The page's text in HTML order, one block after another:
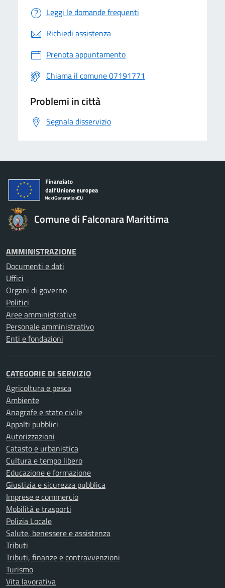
Leggi le domande frequenti
Richiedi assistenza
Prenota appuntamento
Chiama il comune 07191771
Problemi in città
Segnala disservizio
Comune di Falconara Marittima
AMMINISTRAZIONE
Documenti e dati
Uffici
Organi di governo
Politici
Aree amministrative
Personale amministrativo
Enti e fondazioni
CATEGORIE DI SERVIZIO
Agricoltura e pesca
Ambiente
Anagrafe e stato civile
Appalti pubblici
Autorizzazioni
Catasto e urbanistica
Cultura e tempo libero
Educazione e formazione
Giustizia e sicurezza pubblica
Imprese e commercio
Mobilità e trasporti
Polizia Locale
Salute, benessere e assistenza
Tributi
Tributi, finanze e contravvenzioni
Turismo
Vita lavorativa